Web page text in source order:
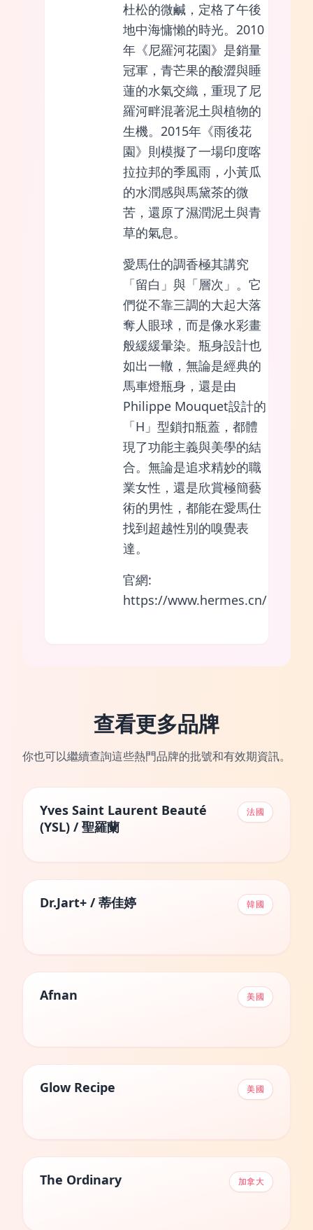
杜松的微鹹，定格了午後
地中海慵懶的時光。2010
年《尼羅河花園》是銷量
冠軍，青芒果的酸澀與睡
蓮的水氣交織，重現了尼
羅河畔混著泥土與植物的
生機。2015年《雨後花
園》則模擬了一場印度喀
拉拉邦的季風雨，小黃瓜
的水潤感與馬黛茶的微
苦，還原了濕潤泥土與青
草的氣息。
愛馬仕的調香極其講究
「留白」與「層次」。它
們從不靠三調的大起大落
奪人眼球，而是像水彩畫
般緩緩暈染。瓶身設計也
如出一轍，無論是經典的
馬車燈瓶身，還是由
Philippe Mouquet設計的
「H」型鎖扣瓶蓋，都體
現了功能主義與美學的結
合。無論是追求精妙的職
業女性，還是欣賞極簡藝
術的男性，都能在愛馬仕
找到超越性別的嗅覺表
達。
官網:
https://www.hermes.cn/
查看更多品牌
你也可以繼續查詢這些熱門品牌的批號和有效期資訊。
Yves Saint Laurent Beauté
(YSL) / 聖羅蘭
法國
Dr.Jart+ / 蒂佳婷 韓國
Afnan 美國
Glow Recipe 美國
The Ordinary 加拿大